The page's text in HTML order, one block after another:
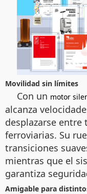
Movilidad sin límites
Con un motor
alcanza
desplazarse entre
ferroviarias. Su
transiciones
mientras que el
garantiza
Amigable para